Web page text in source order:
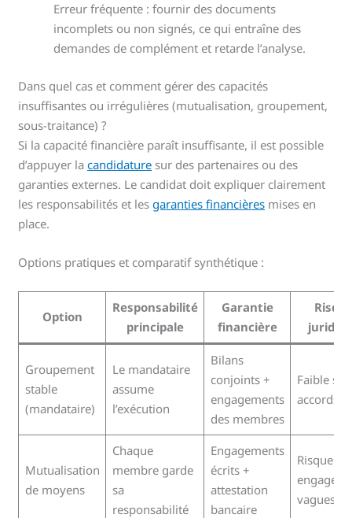
Erreur fréquente : fournir des documents
incomplets ou non signés, ce qui entraîne des
demandes de complément et retarde l’analyse.
Dans quel cas et comment gérer des capacités
insuffisantes ou irrégulières (mutualisation, groupement,
sous-traitance) ?
Si la capacité financière paraît insuffisante, il est possible
d’appuyer lacandidature sur des partenaires ou des
garanties externes. Le candidat doit expliquer clairement
les responsabilités et lesgaranties financières mises en
place.
Options pratiques et comparatif synthétique :
Option
Responsabilité
principale
Garantie
financière
Groupement
stable
(mandataire)
Le mandataire
assume
l’exécution
Bilans
conjoints +
engagements
des membres
Faible si
accords
Mutualisation
de moyens
Chaque
membre garde
sa
responsabilité
Engagements
écrits +
attestation
bancaire
Risque si
vagues